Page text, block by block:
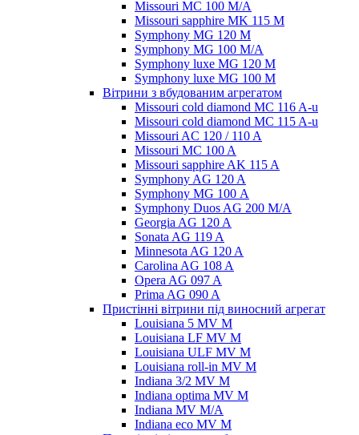
Missouri MC 100 M/A
Missouri sapphire MK 115 M
Symphony MG 120 M
Symphony MG 100 M/А
Symphony luxe MG 120 M
Symphony luxe MG 100 M
Вітрини з вбудованим агрегатом
Missouri cold diamond MC 116 A-u
Missouri cold diamond MC 115 A-u
Missouri AC 120 / 110 A
Missouri MC 100 A
Missouri sapphire AK 115 A
Symphony AG 120 A
Symphony MG 100 А
Symphony Duos AG 200 M/A
Georgia AG 120 A
Sonata AG 119 A
Minnesota AG 120 A
Carolina AG 108 A
Opera AG 097 A
Prima AG 090 A
Пристінні вітрини під виносний агрегат
Louisiana 5 MV M
Louisiana LF MV M
Louisiana ULF MV M
Louisiana roll-in MV M
Indiana 3/2 MV M
Indiana optima MV M
Indiana MV M/A
Indiana eco MV M